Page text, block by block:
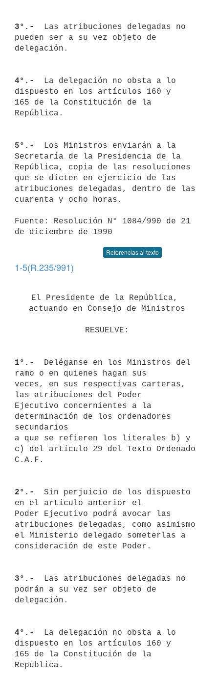
3°.-
Las atribuciones delegadas no
pueden ser a su vez objeto de
delegación.
4°.-
La delegación no obsta a lo
dispuesto en los artículos 160 y
165 de la Constitución de la
República.
5°.-
Los Ministros enviarán a la
Secretaría de la Presidencia de la
República, copia de las resoluciones
que se dicten en ejercicio de las
atribuciones delegadas, dentro de las
cuarenta y ocho horas.
Fuente: Resolución N° 1084/990 de 21
de diciembre de 1990
Referencias al texto
1-5(R.235/991)
El Presidente de la República,
actuando en Consejo de Ministros
RESUELVE:
1°.-
Deléganse en los Ministros del
ramo o en quienes hagan sus
veces, en sus respectivas carteras,
las atribuciones del Poder
Ejecutivo concernientes a la
determinación de los ordenadores
secundarios
a que se refieren los literales b) y
c) del artículo 29 del Texto Ordenado
C.A.F.
2°.-
Sin perjuicio de los dispuesto
en el artículo anterior el
Poder Ejecutivo podrá avocar las
atribuciones delegadas, como asimismo
el Ministerio delegado someterlas a
consideración de este Poder.
3°.-
Las atribuciones delegadas no
podrán a su vez ser objeto de
delegación.
4°.-
La delegación no obsta a lo
dispuesto en los artículos 160 y
165 de la Constitución de la
República.